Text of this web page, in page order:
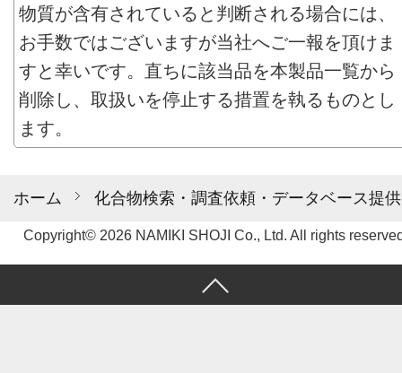
ホーム 化合物検索・調査依頼・データベース提供
物質が含有されていると判断される場合には、
お手数ではございますが当社へご一報を頂けま
すと幸いです。直ちに該当品を本製品一覧から
削除し、取扱いを停止する措置を執るものとし
ます。
Copyright© 2026 NAMIKI SHOJI Co., Ltd. All rights